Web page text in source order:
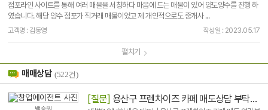
점포라인 사이트를 통해 여러 매물을 서칭하다 마음에 드는 매물이 있어 양도양수를 진행 하
였습니다. 해당 양수 점포가 직거래 매물이었고 제 개인적으로도 중개사 ...
고객명 : 김동영 작성일 : 2023.05.17
펼치기
매매상담 (522건)
[질문] 용산구 프렌차이즈 카페 매도상담 부탁드립니다.